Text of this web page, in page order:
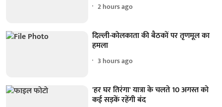
2 hours ago
दिल्ली-कोलकाता की बैठकों पर तृणमूल का
हमला
3 hours ago
'हर घर तिरंगा' यात्रा के चलते 10 अगस्त को
कई सड़कें रहेंगी बंद